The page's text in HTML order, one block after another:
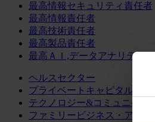
最高情報セキュリティ責任者
最高情報責任者
最高技術責任者
最高製品責任者
最高ＡＩ,データアナリティク
ヘルスセクター
プライベートキャピタル
テクノロジー&コミュニケー
ファミリービジネス・アドバ